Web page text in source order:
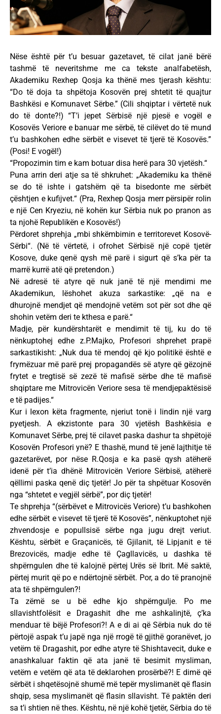
Nëse është për t’u besuar gazetavet, të cilat janë bërë
tashmë të neveritshme me ca tekste analfabetësh,
Akademiku Rexhep Qosja ka thënë mes tjerash kështu:
“Do të doja ta shpëtoja Kosovën prej shtetit të quajtur
Bashkësi e Komunavet Sërbe.” (Cili shqiptar i vërtetë nuk
do të donte?!) “T’i jepet Sërbisë një pjesë e vogël e
Kosovës Veriore e banuar me sërbë, të cilëvet do të mund
t’u bashkohen edhe sërbët e visevet të tjerë të Kosovës.”
(Posi! E vogël!)
“Propozimin tim e kam botuar disa herë para 30 vjetësh.“
Puna arrin deri atje sa të shkruhet: „Akademiku ka thënë
se do të ishte i gatshëm që ta bisedonte me sërbët
çështjen e kufijvet.“ (Pra, Rexhep Qosja merr përsipër rolin
e një Cen Kryeziu, në kohën kur Sërbia nuk po pranon as
ta njohë Republikën e Kosovës!)
Përdoret shprehja „mbi shkëmbimin e territorevet Kosovë-
Sërbi“. (Në të vërtetë, i ofrohet Sërbisë një copë tjetër
Kosove, duke qenë qysh më parë i sigurt që s’ka për ta
marrë kurrë atë që pretendon.)
Në adresë të atyre që nuk janë të një mendimi me
Akademikun, lëshohet akuza sarkastike: „që na e
dhurojnë mendjet që mendojnë vetëm sot për sot dhe që
shohin vetëm deri te kthesa e parë.“
Madje, për kundërshtarët e mendimit të tij, ku do të
nënkuptohej edhe z.P.Majko, Profesori shprehet prapë
sarkastikisht: „Nuk dua të mendoj që kjo politikë është e
frymëzuar më parë prej propagandës së atyre që gëzojnë
frytet e tregtisë së zezë të mafisë sërbe dhe të mafisë
shqiptare me Mitrovicën Veriore sesa të mendjepaktësisë
e të padijes.“
Kur i lexon këta fragmente, njeriut tonë i lindin një varg
pyetjesh. A ekzistonte para 30 vjetësh Bashkësia e
Komunavet Sërbe, prej të cilavet paska dashur ta shpëtojë
Kosovën Profesori ynë? E thashë, mund të jenë lajthitje të
gazetarëvet, por nëse R.Qosja e ka pasë qysh atëherë
idenë për t’ia dhënë Mitrovicën Veriore Sërbisë, atëherë
qëllimi paska qenë diç tjetër! Jo për ta shpëtuar Kosovën
nga “shtetet e vegjël sërbë”, por diç tjetër!
Te shprehja “(sërbëvet e Mitrovicës Veriore) t’u bashkohen
edhe sërbët e visevet të tjerë të Kosovës”, nënkuptohet një
zhvendosje e popullsisë sërbe nga jugu drejt veriut.
Kështu, sërbët e Graçanicës, të Gjilanit, të Lipjanit e të
Brezovicës, madje edhe të Çagllavicës, u dashka të
shpërngulen dhe të kalojnë përtej Urës së Ibrit. Më saktë,
përtej murit që po e ndërtojnë sërbët. Por, a do të pranojnë
ata të shpërngulen?!
Ta zëmë se u bë edhe kjo shpërngulje. Po me
sllavishtfolësit e Dragashit dhe me ashkalinjtë, ç’ka
menduar të bëjë Profesori?! A e di ai që Sërbia nuk do të
përtojë aspak t’u japë nga një rrogë të gjithë goranëvet, jo
vetëm të Dragashit, por edhe atyre të Shishtavecit, duke e
anashkaluar faktin që ata janë të besimit mysliman,
vetëm e vetëm që ata të deklarohen prosërbë?! E dimë që
sërbët i shqetësojnë shumë më tepër myslimanët që flasin
shqip, sesa myslimanët që flasin sllavisht. Të paktën deri
sa t’i shtien në thes. Kështu, në një kohë tjetër, Sërbia do të